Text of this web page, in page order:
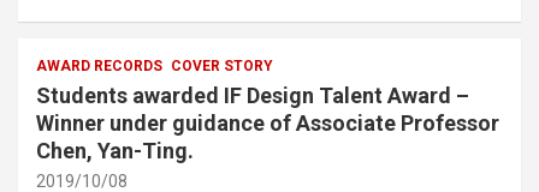
AWARD RECORDS COVER STORY
Students awarded IF Design Talent Award –
Winner under guidance of Associate Professor
Chen, Yan-Ting.
2019/10/08